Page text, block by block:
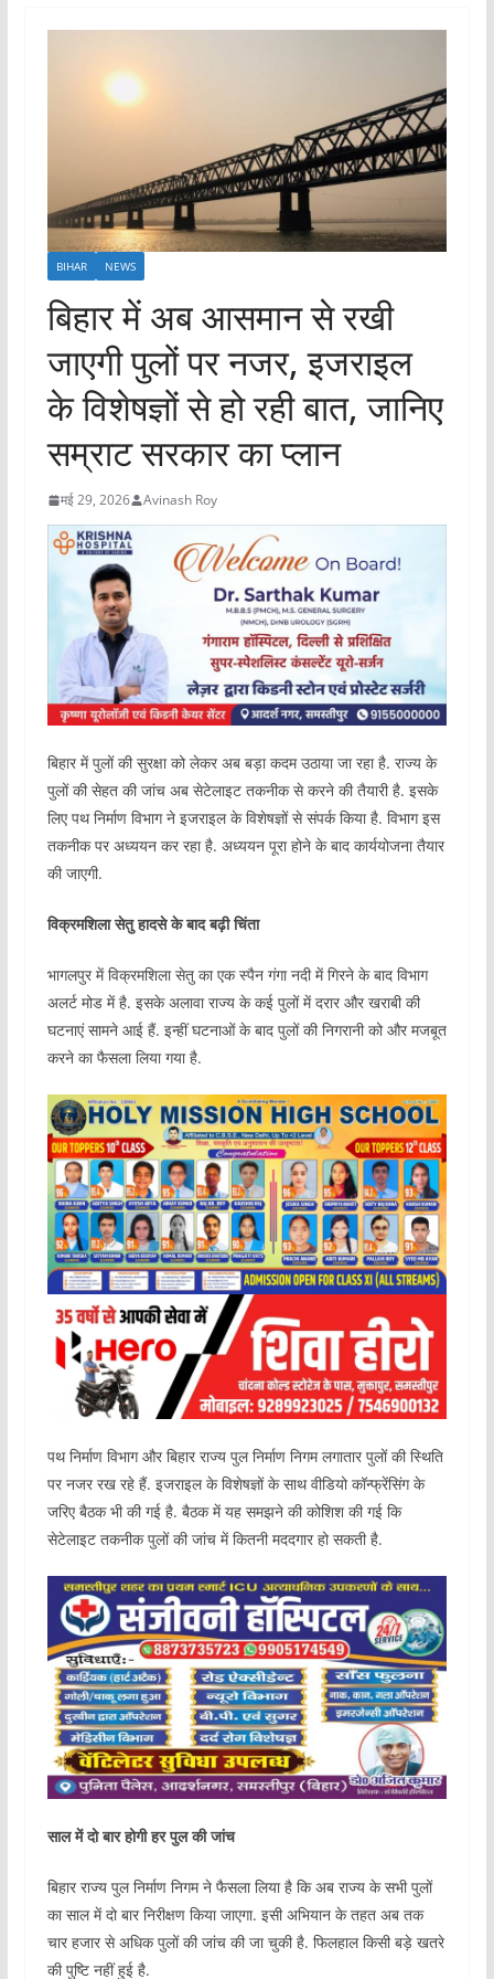
BIHAR NEWS
बिहार में अब आसमान से रखी
जाएगी पुलों पर नजर, इजराइल
के विशेषज्ञों से हो रही बात, जानिए
सम्राट सरकार का प्लान
मई 29, 2026 Avinash Roy
बिहार में पुलों की सुरक्षा को लेकर अब बड़ा कदम उठाया जा रहा है. राज्य के
पुलों की सेहत की जांच अब सेटेलाइट तकनीक से करने की तैयारी है. इसके
लिए पथ निर्माण विभाग ने इजराइल के विशेषज्ञों से संपर्क किया है. विभाग इस
तकनीक पर अध्ययन कर रहा है. अध्ययन पूरा होने के बाद कार्ययोजना तैयार
की जाएगी.
विक्रमशिला सेतु हादसे के बाद बढ़ी चिंता
भागलपुर में विक्रमशिला सेतु का एक स्पैन गंगा नदी में गिरने के बाद विभाग
अलर्ट मोड में है. इसके अलावा राज्य के कई पुलों में दरार और खराबी की
घटनाएं सामने आई हैं. इन्हीं घटनाओं के बाद पुलों की निगरानी को और मजबूत
करने का फैसला लिया गया है.
पथ निर्माण विभाग और बिहार राज्य पुल निर्माण निगम लगातार पुलों की स्थिति
पर नजर रख रहे हैं. इजराइल के विशेषज्ञों के साथ वीडियो कॉन्फ्रेंसिंग के
जरिए बैठक भी की गई है. बैठक में यह समझने की कोशिश की गई कि
सेटेलाइट तकनीक पुलों की जांच में कितनी मददगार हो सकती है.
साल में दो बार होगी हर पुल की जांच
बिहार राज्य पुल निर्माण निगम ने फैसला लिया है कि अब राज्य के सभी पुलों
का साल में दो बार निरीक्षण किया जाएगा. इसी अभियान के तहत अब तक
चार हजार से अधिक पुलों की जांच की जा चुकी है. फिलहाल किसी बड़े खतरे
की पुष्टि नहीं हुई है.